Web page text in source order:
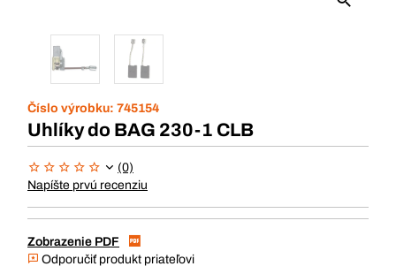
Číslo výrobku: 745154
Uhlíky do BAG 230-1 CLB
(0)
Napíšte prvú recenziu
Zobrazenie PDF
Odporučiť produkt priateľovi